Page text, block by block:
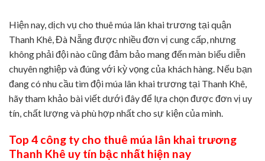
Hiện nay, dịch vụ cho thuê múa lân khai trương tại quận
Thanh Khê, Đà Nẵng được nhiều đơn vị cung cấp, nhưng
không phải đội nào cũng đảm bảo mang đến màn biểu diễn
chuyên nghiệp và đúng với kỳ vọng của khách hàng. Nếu bạn
đang có nhu cầu tìm đội múa lân khai trương tại Thanh Khê,
hãy tham khảo bài viết dưới đây để lựa chọn được đơn vị uy
tín, chất lượng và phù hợp nhất cho sự kiện của mình.
Top 4 công ty cho thuê múa lân khai trương
Thanh Khê uy tín bậc nhất hiện nay